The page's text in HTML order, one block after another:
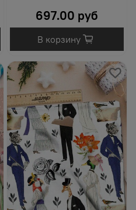
697.00 руб
В корзину